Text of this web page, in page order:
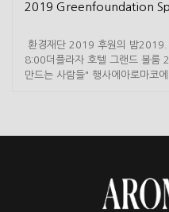
2019 Greenfoundation
환경재단 2019 후원의 밤
8:00더플라자 호텔 그랜드 볼룸
만드는 사람들" 행사에아로마코